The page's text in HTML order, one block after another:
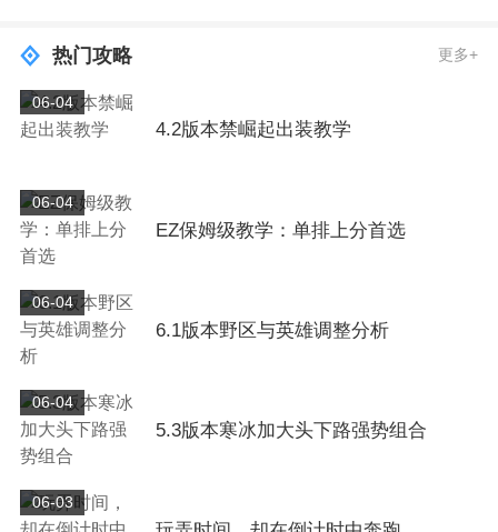
热门攻略 更多+
06-04
4.2版本禁崛起出装教学
06-04
EZ保姆级教学：单排上分首选
06-04
6.1版本野区与英雄调整分析
06-04
5.3版本寒冰加大头下路强势组合
06-03